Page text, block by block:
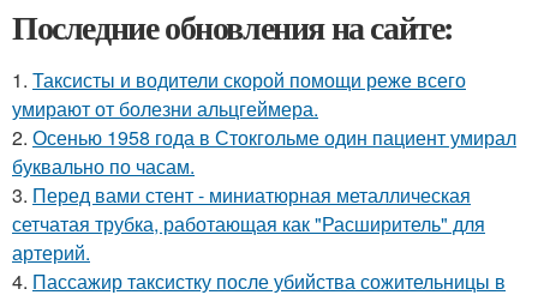
Последние обновления на сайте:
1. Таксисты и водители скорой помощи реже всего
умирают от болезни альцгеймера.
2. Осенью 1958 года в Стокгольме один пациент умирал
буквально по часам.
3. Перед вами стент - миниатюрная металлическая
сетчатая трубка, работающая как "Расширитель" для
артерий.
4. Пассажир таксистку после убийства сожительницы в